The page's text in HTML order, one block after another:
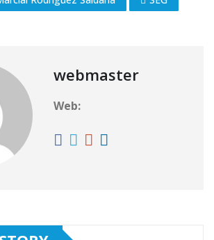
webmaster
Web: